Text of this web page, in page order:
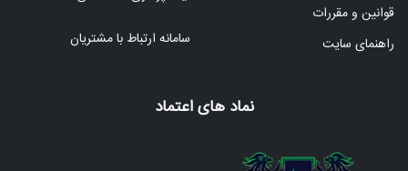
قوانین و مقررات
راهنمای سایت
سامانه ارتباط با مشتریان
نماد های اعتماد